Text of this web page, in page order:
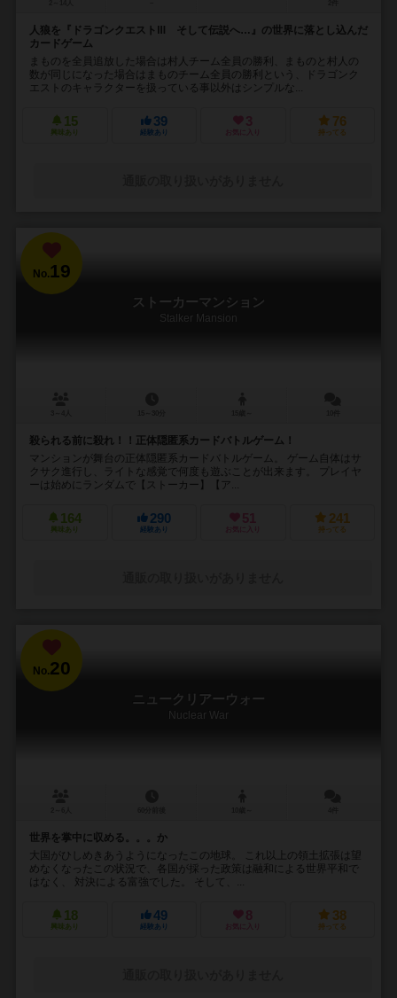
人狼を『ドラゴンクエストⅢ そして伝説へ…』の世界に落とし込んだ
カードゲーム
まものを全員追放した場合は村人チーム全員の勝利、まものと村人の
数が同じになった場合はまものチーム全員の勝利という、ドラゴンク
エストのキャラクターを扱っている事以外はシンプルな...
15
興味あり
39
経験あり
3
お気に入り
76
持ってる
No.19
ストーカーマンション
Stalker Mansion
殺られる前に殺れ！！正体隠匿系カードバトルゲーム！
マンションが舞台の正体隠匿系カードバトルゲーム。 ゲーム自体はサ
クサク進行し、ライトな感覚で何度も遊ぶことが出来ます。 プレイヤ
ーは始めにランダムで【ストーカー】【ア...
164
興味あり
290
経験あり
51
お気に入り
241
持ってる
No.20
ニュークリアーウォー
Nuclear War
世界を掌中に収める。。。か
大国がひしめきあうようになったこの地球。 これ以上の領土拡張は望
めなくなったこの状況で、各国が採った政策は融和による世界平和で
はなく、 対決による富強でした。 そして、...
18
興味あり
49
経験あり
8
お気に入り
38
持ってる